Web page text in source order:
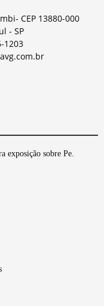
CEP 13880-000
- SP
1203
exposição sobre Pe.